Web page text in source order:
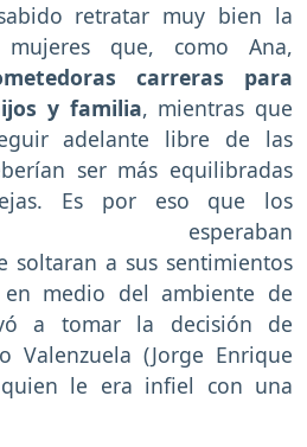
retratar muy bien la
que, como Ana,
carreras para
y familia, mientras que
adelante libre de las
ser más equilibradas
Es por eso que los
esperaban
soltaran a sus sentimientos
medio del ambiente de
a tomar la decisión de
Valenzuela (Jorge Enrique
le era infiel con una